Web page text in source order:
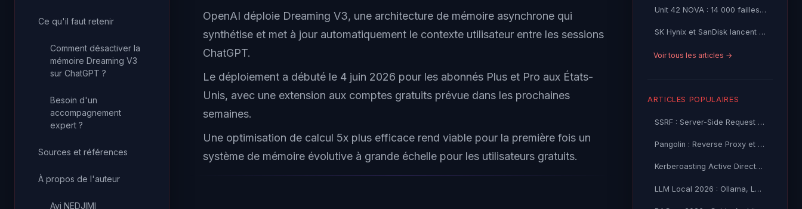
Ce qu'il faut retenir
Comment désactiver la
mémoire Dreaming V3
sur ChatGPT ?
Besoin d'un
accompagnement
expert ?
Sources et références
À propos de l'auteur
Ayi NEDJIMI
OpenAI déploie Dreaming V3, une architecture de mémoire asynchrone qui
synthétise et met à jour automatiquement le contexte utilisateur entre les sessions
ChatGPT.
Le déploiement a débuté le 4 juin 2026 pour les abonnés Plus et Pro aux États-
Unis, avec une extension aux comptes gratuits prévue dans les prochaines
semaines.
Une optimisation de calcul 5x plus efficace rend viable pour la première fois un
système de mémoire évolutive à grande échelle pour les utilisateurs gratuits.
Unit 42 NOVA : 14 000 failles open source détectées par IA
SK Hynix et SanDisk lancent le standard High Bandwidth Flash
Voir tous les articles →
ARTICLES POPULAIRES
SSRF : Server-Side Request Forgery — Exploitation Avancée
Pangolin : Reverse Proxy et Tunnel Self-Hosted — Guide
Kerberoasting Active Directory : Attaque et Défense 2026
LLM Local 2026 : Ollama, LM Studio ou vLLM — Quel Outil selon